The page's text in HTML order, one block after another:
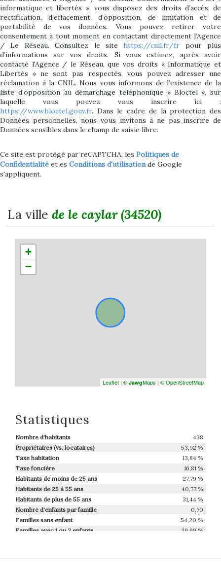
informatique et libertés », vous disposez des droits d’accès, de
rectification, d’effacement, d’opposition, de limitation et de
portabilité de vos données. Vous pouvez retirer votre
consentement à tout moment en contactant directement l’Agence
/ Le Réseau. Consultez le sitehttps://cnil.fr/fr pour plus
d’informations sur vos droits. Si vous estimez, après avoir
contacté l'Agence / le Réseau, que vos droits « Informatique et
Libertés » ne sont pas respectés, vous pouvez adresser une
réclamation à la CNIL. Nous vous informons de l’existence de la
liste d'opposition au démarchage téléphonique « Bloctel », sur
laquelle vous pouvez vous inscrire ici :
https://www.bloctel.gouv.fr. Dans le cadre de la protection des
Données personnelles, nous vous invitons à ne pas inscrire de
Données sensibles dans le champ de saisie libre.
Ce site est protégé par reCAPTCHA, les Politiques de
Confidentialité et es Conditions d'utilisationde Google
s'appliquent.
la ville de le caylar (34520)
+
−
Leaflet | © JawgMaps | © OpenStreetMap
Statistiques
Nombre d'habitants
438
Propriétaires (vs. locataires)
53,92 %
Taxe habitation
13,84 %
Taxe foncière
16,81 %
Habitants de moins de 25 ans
27,79 %
Habitants de 25 à 55 ans
40,77 %
Habitants de plus de 55 ans
31,44 %
Nombre d'enfants par famille
0,70
Familles sans enfant
54,20 %
Familles avec 1 ou 2 enfants
39,69 %